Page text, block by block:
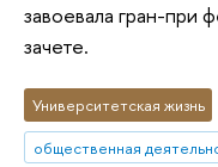
завоевала гран-при
зачете.
Университетская жизнь
общественная